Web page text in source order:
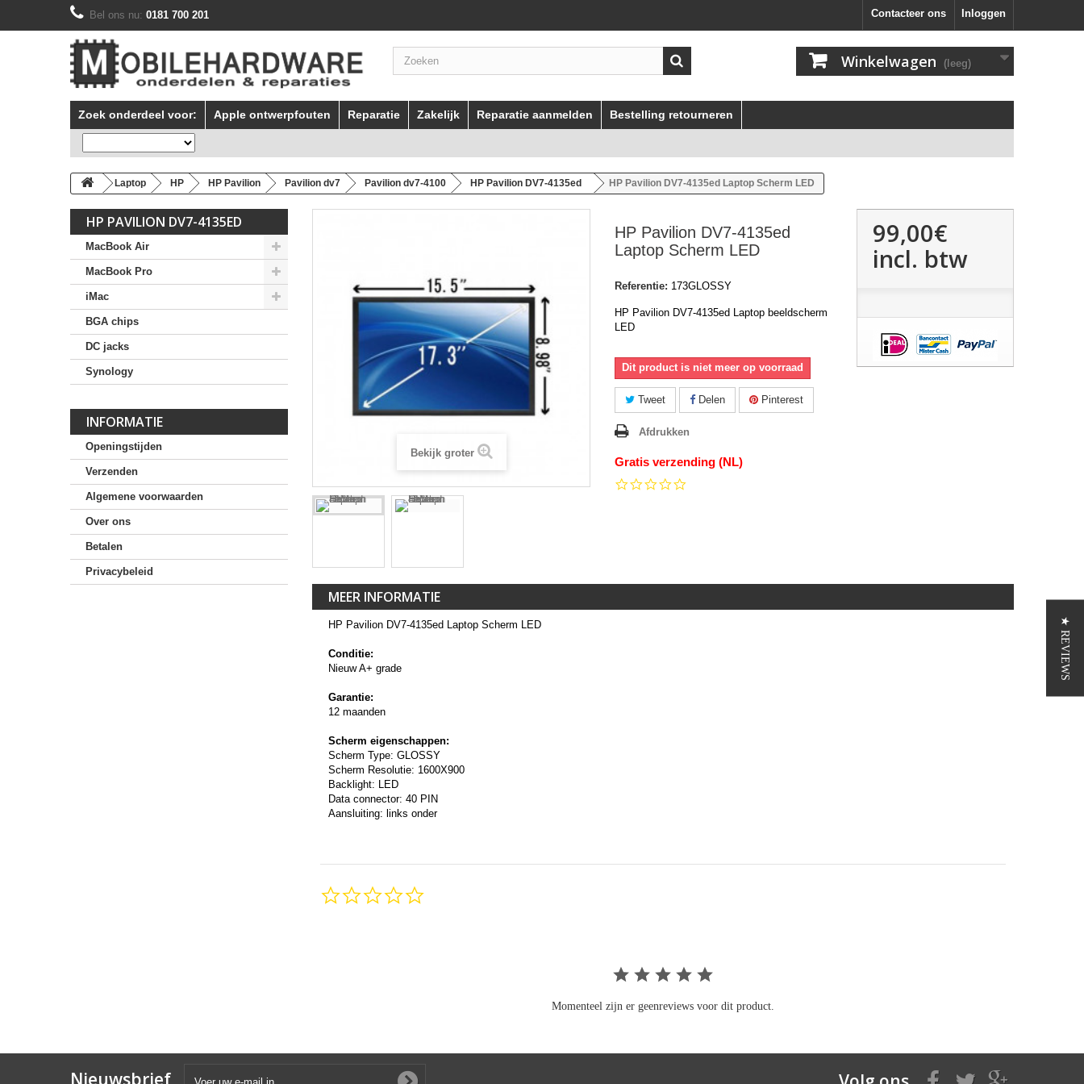
Inloggen
Contacteer ons
Bel ons nu: 0181 700 201
Winkelwagen (leeg)
Zoek onderdeel voor: Apple ontwerpfouten Reparatie Zakelijk Reparatie aanmelden Bestelling retourneren
Laptop HP HP Pavilion Pavilion dv7 Pavilion dv7-4100 HP Pavilion DV7-4135ed HP Pavilion DV7-4135ed Laptop Scherm LED
HP PAVILION DV7-4135ED
MacBook Air
MacBook Pro
iMac
BGA chips
DC jacks
Synology
INFORMATIE
Openingstijden
Verzenden
Algemene voorwaarden
Over ons
Betalen
Privacybeleid
Bekijk groter
HP Pavilion DV7-4135ed
Laptop Scherm LED
Referentie: 173GLOSSY
HP Pavilion DV7-4135ed Laptop beeldscherm
LED
Dit product is niet meer op voorraad
Tweet Delen Pinterest
Afdrukken
Gratis verzending (NL)
99,00€
incl. btw
MEER INFORMATIE
HP Pavilion DV7-4135ed Laptop Scherm LED
Conditie:
Nieuw A+ grade
Garantie:
12 maanden
Scherm eigenschappen:
Scherm Type: GLOSSY
Scherm Resolutie: 1600X900
Backlight: LED
Data connector: 40 PIN
Aansluiting: links onder
Momenteel zijn er geenreviews voor dit product.
Nieuwsbrief
★ REVIEWS